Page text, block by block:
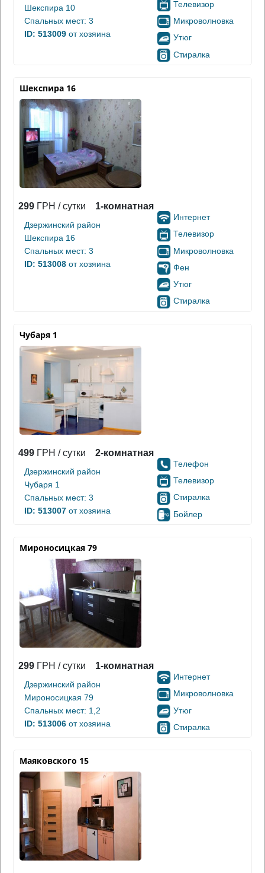
Шекспира 10
Спальных мест: 3
ID: 513009 от хозяина
Телевизор
Микроволновка
Утюг
Стиралка
Шекспира 16
299 ГРН / сутки 1-комнатная
Дзержинский район
Шекспира 16
Спальных мест: 3
ID: 513008 от хозяина
Интернет
Телевизор
Микроволновка
Фен
Утюг
Стиралка
Чубаря 1
499 ГРН / сутки 2-комнатная
Дзержинский район
Чубаря 1
Спальных мест: 3
ID: 513007 от хозяина
Телефон
Телевизор
Стиралка
Бойлер
Мироносицкая 79
299 ГРН / сутки 1-комнатная
Дзержинский район
Мироносицкая 79
Спальных мест: 1,2
ID: 513006 от хозяина
Интернет
Микроволновка
Утюг
Стиралка
Маяковского 15